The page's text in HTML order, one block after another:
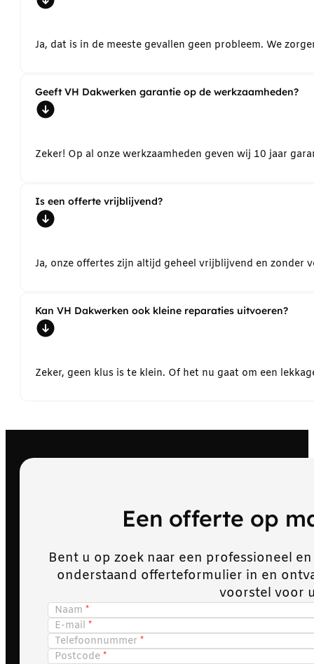
Ja, dat is in de meeste gevallen geen probleem. We
Geeft VH Dakwerken garantie op de werkzaamheden?
Zeker! Op al onze werkzaamheden geven wij 10 jaar
Is een offerte vrijblijvend?
Ja, onze offertes zijn altijd geheel vrijblijvend en
Kan VH Dakwerken ook kleine reparaties uitvoeren?
Zeker, geen klus is te klein. Of het nu gaat om een
Een offerte op
Bent u op zoek naar een professioneel
onderstaand offerteformulier in en
voorstel voor
Naam
E-mail
Telefoonnummer
Postcode